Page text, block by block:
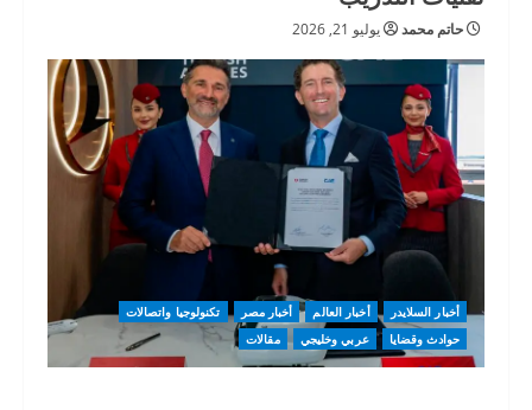
حاتم محمد يوليو 21, 2026
أخبار السلايدر أخبار العالم أخبار مصر
تكنولوجيا واتصالات
حوادث وقضايا
عربي وخليجي مقالات